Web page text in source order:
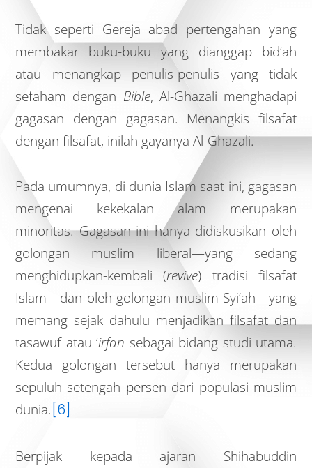
Tidak seperti Gereja abad pertengahan yang
membakar buku-buku yang dianggap bid’ah
atau menangkap penulis-penulis yang tidak
sefaham dengan Bible, Al-Ghazali menghadapi
gagasan dengan gagasan. Menangkis filsafat
dengan filsafat, inilah gayanya Al-Ghazali.
Pada umumnya, di dunia Islam saat ini, gagasan
mengenai kekekalan alam merupakan
minoritas. Gagasan ini hanya didiskusikan oleh
golongan muslim liberal—yang sedang
menghidupkan-kembali (revive) tradisi filsafat
Islam—dan oleh golongan muslim Syi’ah—yang
memang sejak dahulu menjadikan filsafat dan
tasawuf atau ‘irfan sebagai bidang studi utama.
Kedua golongan tersebut hanya merupakan
sepuluh setengah persen dari populasi muslim
dunia. [6]
Berpijak kepada ajaran Shihabuddin